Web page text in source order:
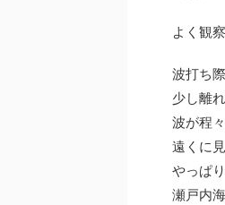
よく観
波打ち
少し離
波が程
遠くに
やっぱ
瀬戸内